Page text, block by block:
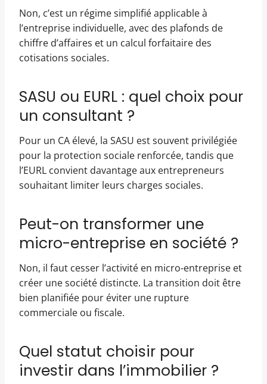
Non, c’est un régime simplifié applicable à
l’entreprise individuelle, avec des plafonds de
chiffre d’affaires et un calcul forfaitaire des
cotisations sociales.
SASU ou EURL : quel choix pour
un consultant ?
Pour un CA élevé, la SASU est souvent privilégiée
pour la protection sociale renforcée, tandis que
l’EURL convient davantage aux entrepreneurs
souhaitant limiter leurs charges sociales.
Peut-on transformer une
micro-entreprise en société ?
Non, il faut cesser l’activité en micro-entreprise et
créer une société distincte. La transition doit être
bien planifiée pour éviter une rupture
commerciale ou fiscale.
Quel statut choisir pour
investir dans l’immobilier ?